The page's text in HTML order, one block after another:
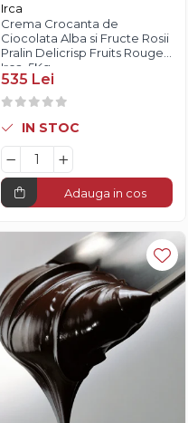
Irca
Crema Crocanta de
Ciocolata Alba si Fructe Rosii
Pralin Delicrisp Fruits Rouges,
Irca, 5Kg
535 Lei
IN STOC
Adauga in cos